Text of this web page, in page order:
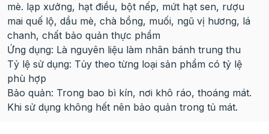
mè. lạp xưởng, hạt điều, bột nếp, mứt hạt sen, rượu
mai quế lộ, dầu mè, chà bồng, muối, ngũ vị hương, lá
chanh, chất bảo quản thực phẩm
Ứng dụng: Là nguyên liệu làm nhân bánh trung thu
Tỷ lệ sử dụng: Tủy theo từng loại sản phẩm có tỷ lệ
phù hợp
Bảo quản: Trong bao bì kín, nơi khô ráo, thoáng mát.
Khi sử dụng không hết nên bảo quản trong tủ mát.